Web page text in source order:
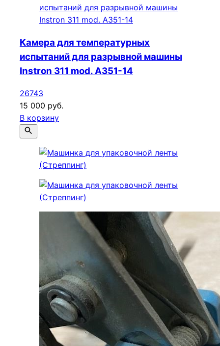
Камера для температурных
испытаний для разрывной машины
Instron 311 mod. A351-14
26743
15 000 руб.
В корзину